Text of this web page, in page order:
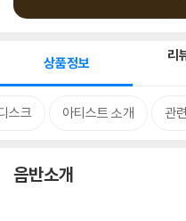
상품정보 리
스크 아티스트 소개 관
음반소개